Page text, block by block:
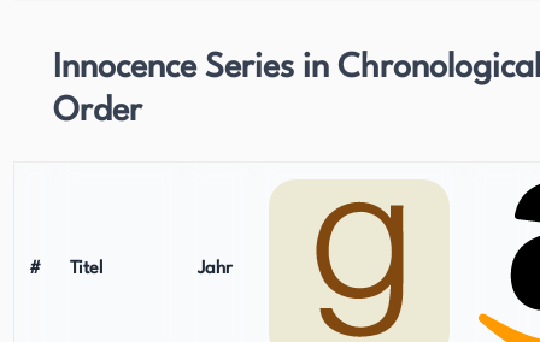
Innocence Series in Chronological
Order
# Titel Jahr